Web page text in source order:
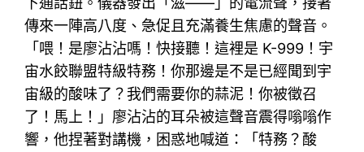
傳來一陣高八度、急促且充滿養生焦慮的聲音。
「喂！是廖沾沾嗎！快接聽！這裡是 K-999！宇
宙水餃聯盟特級特務！你那邊是不是已經聞到宇
宙級的酸味了？我們需要你的蒜泥！你被徵召
了！馬上！」廖沾沾的耳朵被這聲音震得嗡嗡作
響，他捏著對講機，困惑地喊道：「特務？酸